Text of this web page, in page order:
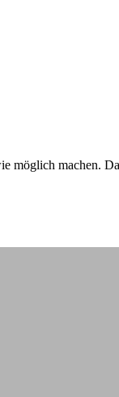
möglich machen.